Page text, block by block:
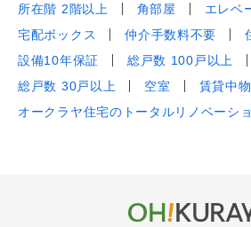
所在階 2階以上
角部屋
エレベ
宅配ボックス
仲介手数料不要
設備10年保証
総戸数 100戸以上
総戸数 30戸以上
空室
賃貸中
オークラヤ住宅のトータルリノベーシ